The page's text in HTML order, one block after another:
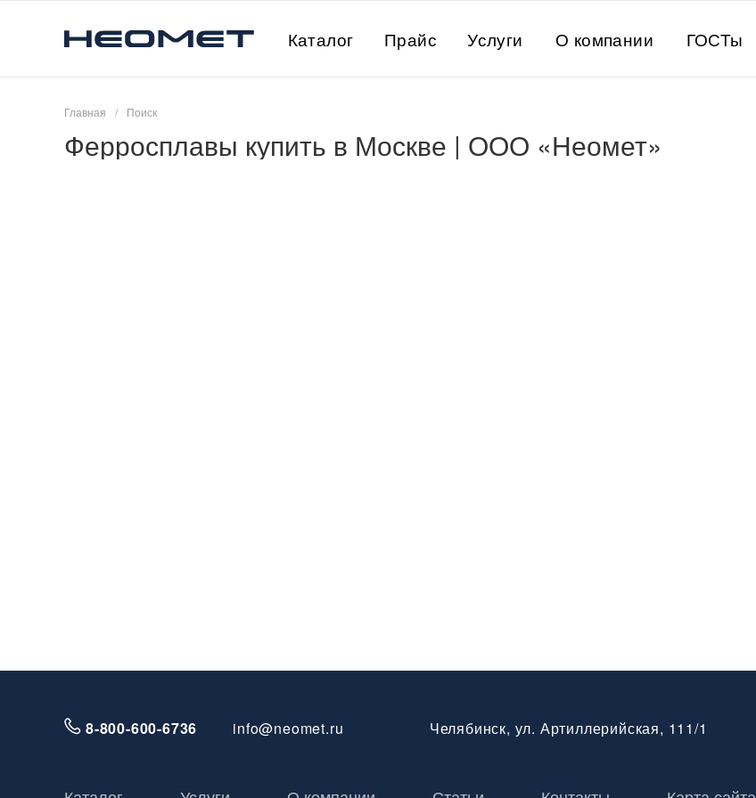
Каталог Прайс Услуги О компании ГОСТы
Главная / Поиск
Ферросплавы купить в Москве | ООО «Неомет»
8-800-600-6736 info@neomet.ru Челябинск, ул. Артиллерийская, 111/1